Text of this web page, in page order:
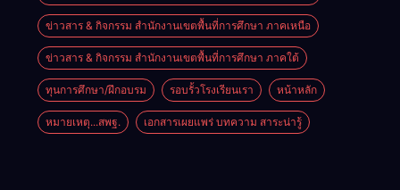
ข่าวสาร & กิจกรรม สำนักงานเขตพื้นที่การศึกษา ภาคเหนือ
ข่าวสาร & กิจกรรม สำนักงานเขตพื้นที่การศึกษา ภาคใต้
ทุนการศึกษา/ฝึกอบรม รอบรั้วโรงเรียนเรา หน้าหลัก
หมายเหตุ...สพฐ. เอกสารเผยแพร่ บทความ สาระน่ารู้